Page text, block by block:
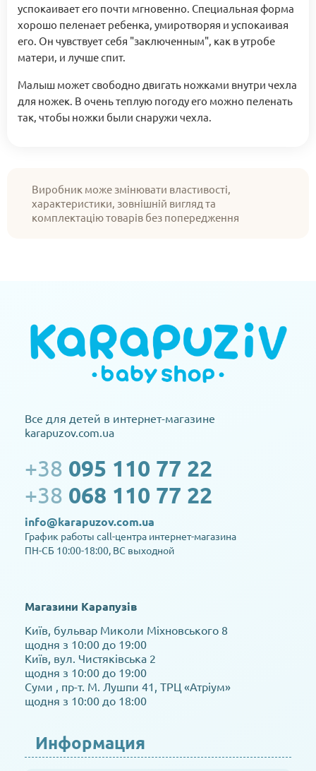
успокаивает его почти мгновенно. Специальная форма
хорошо пеленает ребенка, умиротворяя и успокаивая
его. Он чувствует себя "заключенным", как в утробе
матери, и лучше спит.
Малыш может свободно двигать ножками внутри чехла
для ножек. В очень теплую погоду его можно пеленать
так, чтобы ножки были снаружи чехла.
Виробник може змінювати властивості,
характеристики, зовнішній вигляд та
комплектацію товарів без попередження
Все для детей в интернет-магазине
karapuzov.com.ua
+38 095 110 77 22
+38 068 110 77 22
info@karapuzov.com.ua
График работы call-центра интернет-магазина
ПН-СБ 10:00-18:00, ВС выходной
Магазини Карапузів
Київ, бульвар Миколи Міхновського 8
щодня з 10:00 до 19:00
Київ, вул. Чистяківська 2
щодня з 10:00 до 19:00
Суми , пр-т. М. Лушпи 41, ТРЦ «Атріум»
щодня з 10:00 до 18:00
Информация